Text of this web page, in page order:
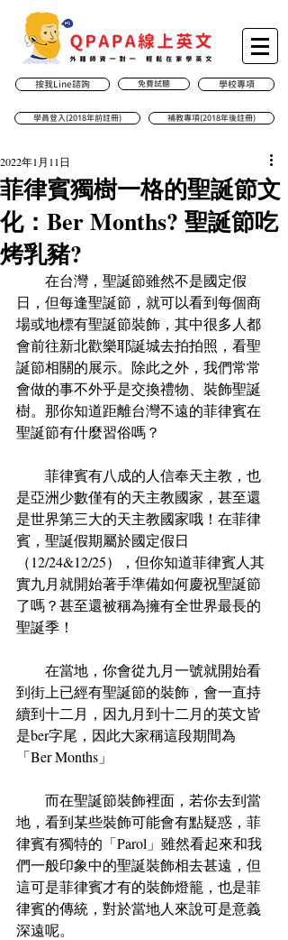
按我Line諮詢 免費試聽 學校專項
學員登入(2018年前註冊) 補教專項(2018年後註冊)
菲律賓獨樹一格的聖誕節文
化：Ber Months? 聖誕節吃
烤乳豬?
2022年1月11日
在台灣，聖誕節雖然不是國定假
日，但每逢聖誕節，就可以看到每個商
場或地標有聖誕節裝飾，其中很多人都
會前往新北歡樂耶誕城去拍拍照，看聖
誕節相關的展示。除此之外，我們常常
會做的事不外乎是交換禮物、裝飾聖誕
樹。那你知道距離台灣不遠的菲律賓在
聖誕節有什麼習俗嗎？
菲律賓有八成的人信奉天主教，也
是亞洲少數僅有的天主教國家，甚至還
是世界第三大的天主教國家哦！在菲律
賓，聖誕假期屬於國定假日
（12/24&12/25），但你知道菲律賓人其
實九月就開始著手準備如何慶祝聖誕節
了嗎？甚至還被稱為擁有全世界最長的
聖誕季！
在當地，你會從九月一號就開始看
到街上已經有聖誕節的裝飾，會一直持
續到十二月，因九月到十二月的英文皆
是ber字尾，因此大家稱這段期間為
「Ber Months」
而在聖誕節裝飾裡面，若你去到當
地，看到某些裝飾可能會有點疑惑，菲
律賓有獨特的「Parol」雖然看起來和我
們一般印象中的聖誕裝飾相去甚遠，但
這可是菲律賓才有的裝飾燈籠，也是菲
律賓的傳統，對於當地人來說可是意義
深遠呢。